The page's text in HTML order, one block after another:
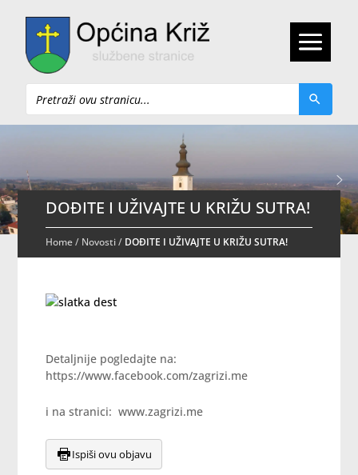
Pretraži
DOĐITE I UŽIVAJTE U KRIŽU SUTRA!
Home/ Novosti/ DOĐITE I UŽIVAJTE U KRIŽU SUTRA!
Detaljnije pogledajte na:
https://www.facebook.com/zagrizi.me
i na stranici: www.zagrizi.me
Ispiši ovu objavu